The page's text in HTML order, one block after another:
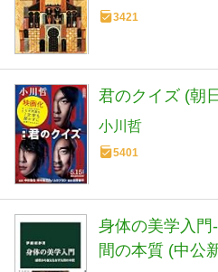
3421
君のクイズ (朝
小川哲
5401
身体の美学入門
間の本質 (中公